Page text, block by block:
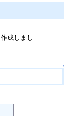
成しまし
↑